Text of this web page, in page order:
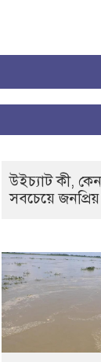
উইচ্যাট কী,
সবচেয়ে